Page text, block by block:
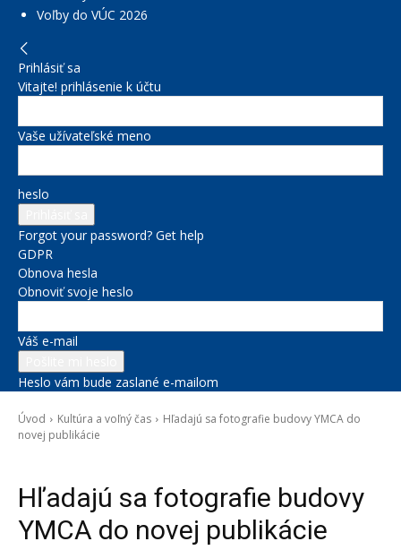
Voľby do VÚC 2026
Prihlásiť sa
Vitajte! prihlásenie k účtu
Vaše užívateľské meno
heslo
Forgot your password? Get help
GDPR
Obnova hesla
Obnoviť svoje heslo
Váš e-mail
Heslo vám bude zaslané e-mailom
Úvod Kultúra a voľný čas
Hľadajú sa fotografie budovy YMCA do
novej publikácie
Hľadajú sa fotografie budovy
YMCA do novej publikácie